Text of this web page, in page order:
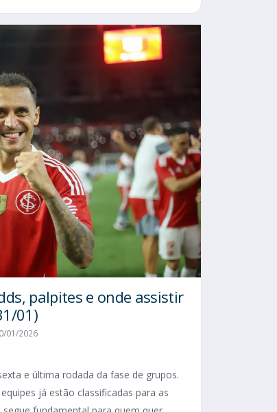
palpites e onde assistir
01)
01/2026
e última rodada da fase de grupos.
já estão classificadas para as